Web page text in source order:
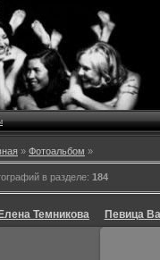
» Фотоальбом »
в разделе: 184
Елена Темникова Певица